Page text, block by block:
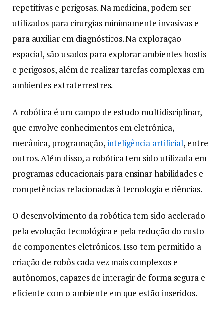
repetitivas e perigosas. Na medicina, podem ser
utilizados para cirurgias minimamente invasivas e
para auxiliar em diagnósticos. Na exploração
espacial, são usados para explorar ambientes hostis
e perigosos, além de realizar tarefas complexas em
ambientes extraterrestres.
A robótica é um campo de estudo multidisciplinar,
que envolve conhecimentos em eletrônica,
mecânica, programação,inteligência artificial, entre
outros. Além disso, a robótica tem sido utilizada em
programas educacionais para ensinar habilidades e
competências relacionadas à tecnologia e ciências.
O desenvolvimento da robótica tem sido acelerado
pela evolução tecnológica e pela redução do custo
de componentes eletrônicos. Isso tem permitido a
criação de robôs cada vez mais complexos e
autônomos, capazes de interagir de forma segura e
eficiente com o ambiente em que estão inseridos.